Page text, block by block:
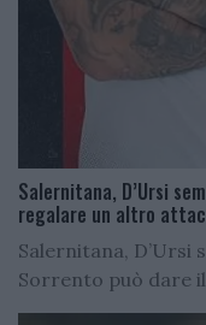
Salernitana, D’Ursi
regalare un altro
Salernitana, D’Ursi
Sorrento può dare